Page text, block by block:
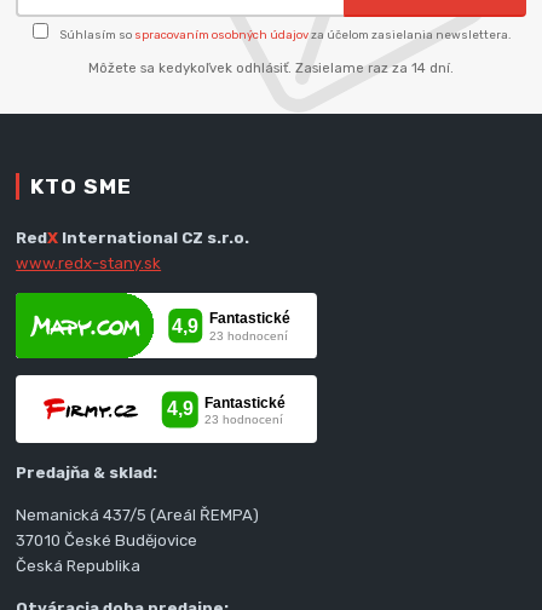
Súhlasím so spracovaním osobných údajovza účelom zasielania newslettera.
Môžete sa kedykoľvek odhlásiť. Zasielame raz za 14 dní.
KTO SME
RedX International CZ s.r.o.
www.redx-stany.sk
Predajňa & sklad:
Nemanická 437/5 (Areál ŘEMPA)
37010 České Budějovice
Česká Republika